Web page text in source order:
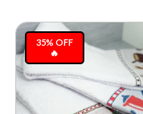
35% OFF
🔥